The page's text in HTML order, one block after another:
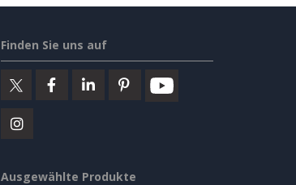
Finden Sie uns auf
Ausgewählte Produkte